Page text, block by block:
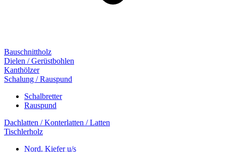
Bauschnittholz
Dielen / Gerüstbohlen
Kanthölzer
Schalung / Rauspund
Schalbretter
Rauspund
Dachlatten / Konterlatten / Latten
Tischlerholz
Nord. Kiefer u/s